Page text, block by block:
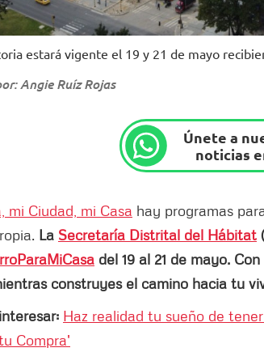
estará vigente el 19 y 21 de mayo
Angie Ruíz Rojas
Únete a
noticias
mi Ciudad, mi Casa hay programas
La Secretaría Distrital del Hábitat
del 19 al 21 de mayo.
construyes el camino hacia tu
Haz realidad tu sueño de
Compra'